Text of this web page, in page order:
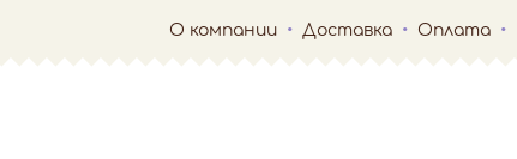
О компании Доставка Оплата